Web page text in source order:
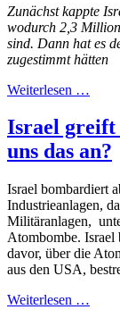
Zunächst kappte
wodurch 2,3
sind. Dann hat es
zugestimmt hätten
Weiterlesen …
Israel greift
uns das an?
Israel bombardiert
Industrieanlagen,
Militäranlagen,
Atombombe. Israel
davor, über die
aus den USA,
Weiterlesen …